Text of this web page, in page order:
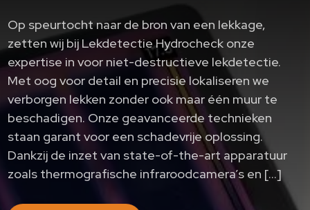
Op speurtocht naar de bron van een lekkage,
zetten wij bij Lekdetectie Hydrocheck onze
expertise in voor niet-destructieve lekdetectie.​
Met oog voor detail en precisie lokaliseren we
verborgen lekken zonder ook maar één muur te
beschadigen.​ Onze geavanceerde technieken
staan garant voor een schadevrije oplossing.​
Dankzij de inzet van state-of-the-art apparatuur
zoals thermografische infraroodcamera’s en […]